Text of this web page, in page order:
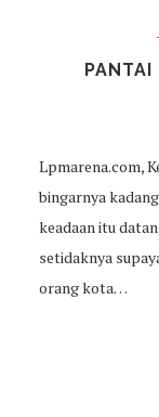
-
PANTAI
Lpmarena.com,
bingarnya
keadaan itu
setidaknya
orang kota…